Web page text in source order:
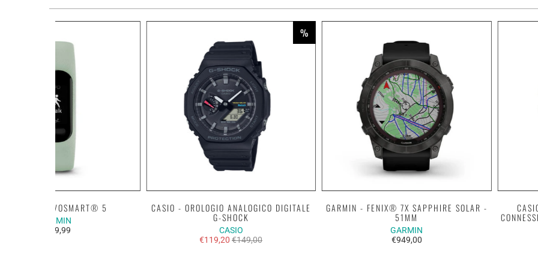
GARMIN - FENIX® 7X SAPPHIRE SOLAR -
51MM
GARMIN
€949,00
GARMIN - VÍVOSMART® 5
GARMIN
€149,99
%
CASIO - OROLOGIO ANALOGICO DIGITALE
G-SHOCK
CASIO
€119,20€149,00